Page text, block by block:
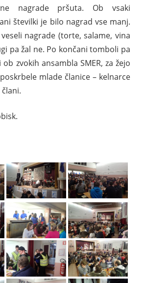
nagrade pršuta. Ob vsaki
številki je bilo nagrad vse manj.
nagrade (torte, salame, vina
pa žal ne. Po končani tomboli pa
zvokih ansambla SMER, za žejo
mlade članice – kelnarce